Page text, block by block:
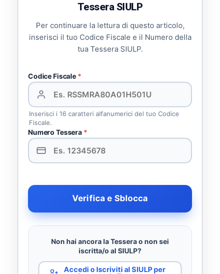
Tessera SIULP
Per continuare la lettura di questo articolo,
inserisci il tuo Codice Fiscale e il Numero della
tua Tessera SIULP.
Codice Fiscale *
Inserisci i 16 caratteri alfanumerici del tuo Codice
Fiscale.
Numero Tessera *
Verifica e Sblocca
Non hai ancora la Tessera o non sei
iscritta/o al SIULP?
Accedi o Iscriviti al SIULP per